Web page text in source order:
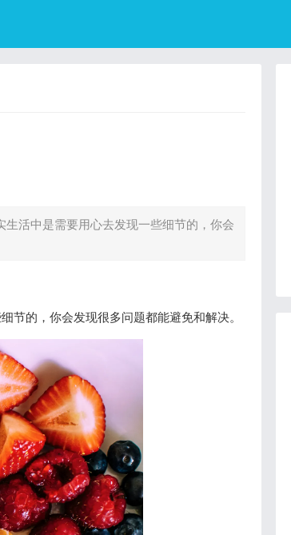
活中是需要用心去发现一些细节的，你会
节的，你会发现很多问题都能避免和解决。